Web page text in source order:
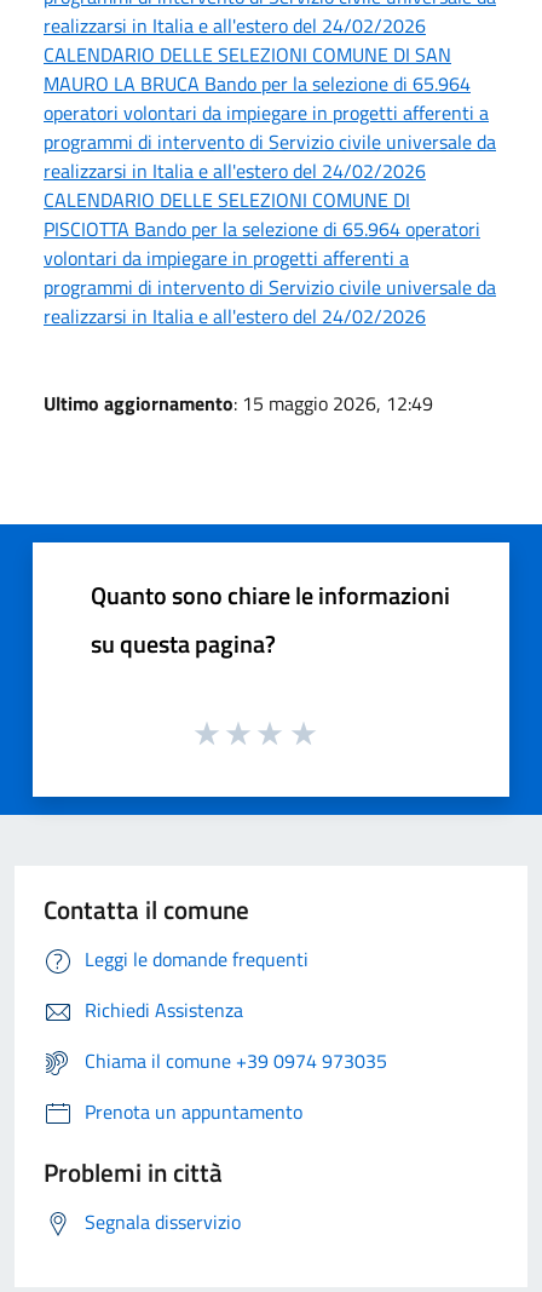
realizzarsi in Italia e all'estero del 24/02/2026
CALENDARIO DELLE SELEZIONI COMUNE DI SAN
MAURO LA BRUCA Bando per la selezione di 65.964
operatori volontari da impiegare in progetti afferenti a
programmi di intervento di Servizio civile universale da
realizzarsi in Italia e all'estero del 24/02/2026
CALENDARIO DELLE SELEZIONI COMUNE DI
PISCIOTTA Bando per la selezione di 65.964 operatori
volontari da impiegare in progetti afferenti a
programmi di intervento di Servizio civile universale da
realizzarsi in Italia e all'estero del 24/02/2026
Ultimo aggiornamento: 15 maggio 2026, 12:49
Quanto sono chiare le informazioni
su questa pagina?
Contatta il comune
Leggi le domande frequenti
Richiedi Assistenza
Chiama il comune +39 0974 973035
Prenota un appuntamento
Problemi in città
Segnala disservizio